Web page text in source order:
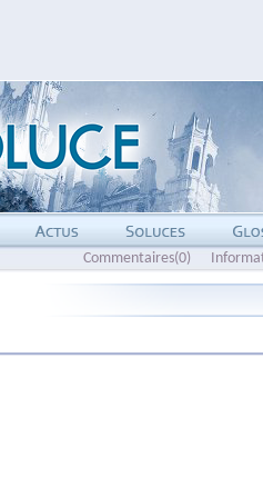
Commentaires(0)